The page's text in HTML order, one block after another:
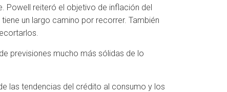
Powell reiteró el objetivo de inflación del
un largo camino por recorrer. También
previsiones mucho más sólidas de lo
las tendencias del crédito al consumo y los